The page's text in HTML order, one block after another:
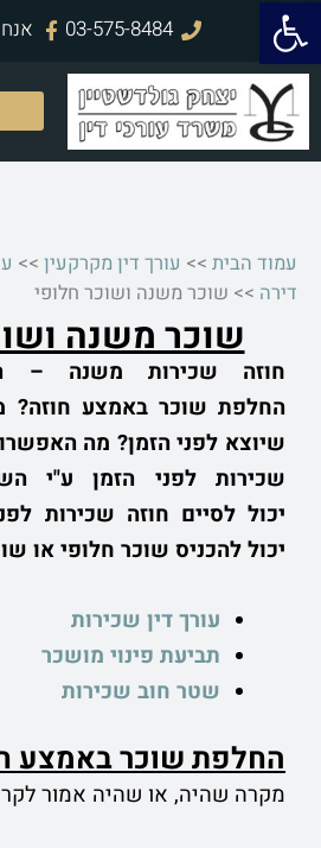
פתח סרגל נגישות
דילוג
לתוכן
03-575-8484
עמוד הבית >> עורך דין מקרקעין >>
דירה >> שוכר משנה ושוכר חלופי
שוכר משנה
חוזה שכירות משנה –
החלפת שוכר באמצע חוזה?
שיוצא לפני הזמן? מה
שכירות לפני הזמן ע"י
יכוללסיים חוזה שכירות
יכול להכניס שוכר חלופי או
עורך דין שכירות
תביעת פינוי מושכר
שטר חוב שכירות
החלפת שוכר באמצע
מקרה שהיה, או שהיה אמור